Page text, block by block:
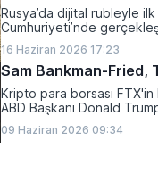
Rusya’da dijital rubleyle
Cumhuriyeti’nde
16 Haziran 2026 17:23
Sam Bankman-Fried,
Kripto para borsası FTX'in
ABD Başkanı Donald
09 Haziran 2026 09:34